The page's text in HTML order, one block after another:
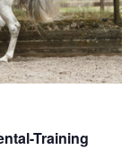
Training